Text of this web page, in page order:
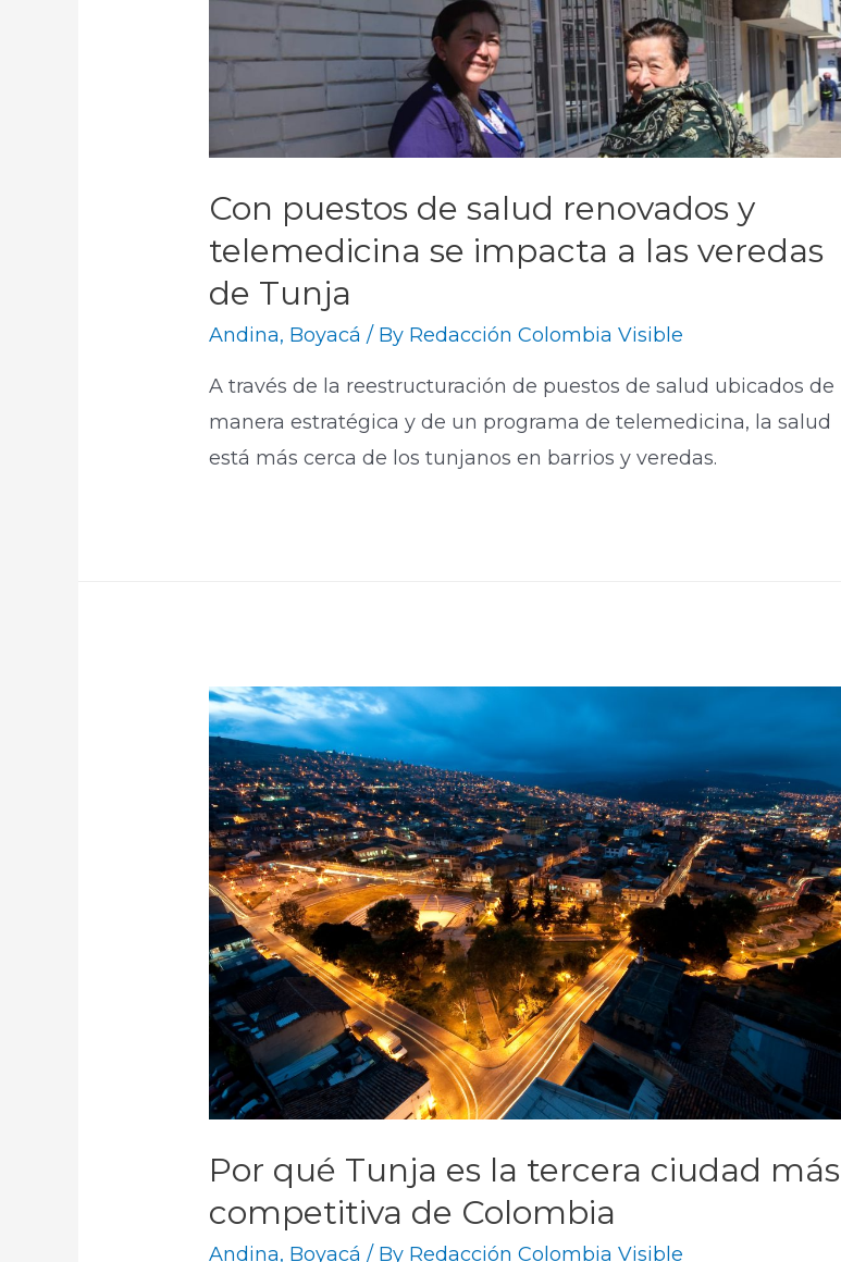
Con puestos de salud renovados y
telemedicina se impacta a las veredas
de Tunja
Andina, Boyacá / By Redacción Colombia Visible
A través de la reestructuración de puestos de salud ubicados de
manera estratégica y de un programa de telemedicina, la salud
está más cerca de los tunjanos en barrios y veredas.
Por qué Tunja es la tercera ciudad más
competitiva de Colombia
Andina, Boyacá / By Redacción Colombia Visible